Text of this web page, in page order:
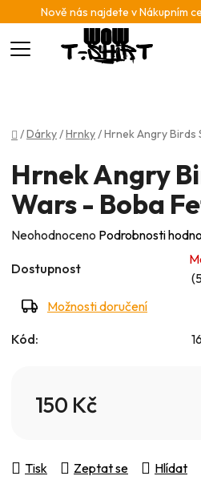
Nově nás najdete v Nákupním
Domů
/Dárky/Hrnky/Hrnek Angry Birds
Dostupnost
Možnosti doručení
Kód:
150 Kč
Tisk Zeptat se Hlídat
Hrnek Angry
Wars - Boba
Průměrné
produktu
z
Neohodnoceno Podrobnosti